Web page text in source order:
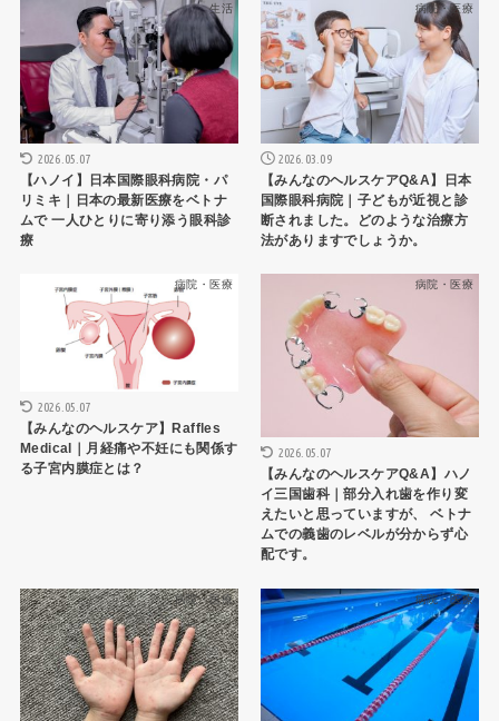
生活
2026.05.07
【ハノイ】日本国際眼科病院・パ
リミキ｜日本の最新医療をベトナ
ムで 一人ひとりに寄り添う眼科診
療
病院・医療
2026.03.09
【みんなのヘルスケアQ&A】日本
国際眼科病院｜子どもが近視と診
断されました。どのような治療方
法がありますでしょうか。
病院・医療
2026.05.07
【みんなのヘルスケア】Raffles
Medical｜月経痛や不妊にも関係す
る子宮内膜症とは？
病院・医療
2026.05.07
【みんなのヘルスケアQ&A】ハノ
イ三国歯科｜部分入れ歯を作り変
えたいと思っていますが、 ベトナ
ムでの義歯のレベルが分からず心
配です。
病院・医療 病院・医療